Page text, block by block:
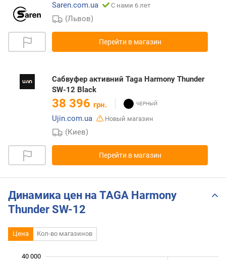
Saren.com.ua
С нами 6 лет
(Львов)
Перейти в магазин
Сабвуфер активний Taga Harmony Thunder
SW-12 Black
38 396 грн.
Ujin.com.ua
Новый магазин
(Киев)
Перейти в магазин
Динамика цен на TAGA Harmony
Thunder SW-12
Цена Кол-во магазинов
40 000